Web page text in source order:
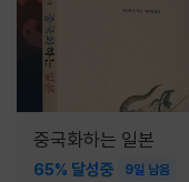
중국화하는 일본
65% 달성중 9일 남음